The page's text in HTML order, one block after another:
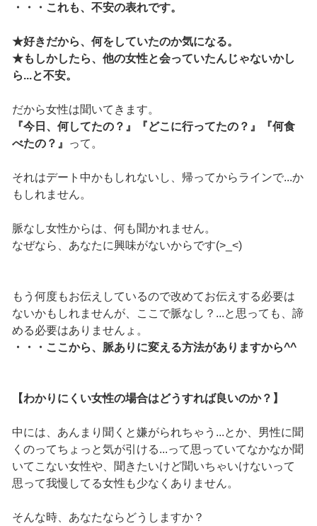
・・・これも、不安の表れです。
★好きだから、何をしていたのか気になる。
★もしかしたら、他の女性と会っていたんじゃないかし
ら...と不安。
だから女性は聞いてきます。
『今日、何してたの？』『どこに行ってたの？』『何食
べたの？』
って。
それはデート中かもしれないし、帰ってからラインで...か
もしれません。
脈なし女性からは、何も聞かれません。
なぜなら、あなたに興味がないからです(>_<)
もう何度もお伝えしているので改めてお伝えする必要は
ないかもしれませんが、ここで脈なし？...と思っても、諦
める必要はありませんょ。
・・・ここから、脈ありに変える方法がありますから^^
【わかりにくい女性の場合はどうすれば良いのか？】
中には、あんまり聞くと嫌がられちゃう...とか、男性に聞
くのってちょっと気が引ける...って思っていてなかなか聞
いてこない女性や、聞きたいけど聞いちゃいけないって
思って我慢してる女性も少なくありません。
そんな時、あなたならどうしますか？